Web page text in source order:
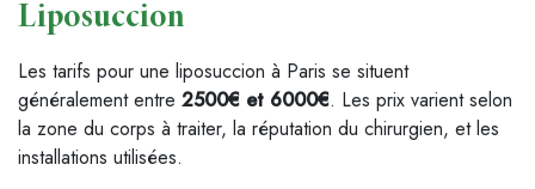
Liposuccion
Les tarifs pour une liposuccion à Paris se situent
généralement entre 2500€ et 6000€. Les prix varient selon
la zone du corps à traiter, la réputation du chirurgien, et les
installations utilisées.